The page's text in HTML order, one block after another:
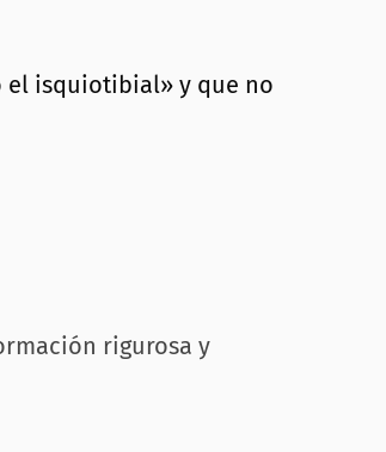
el isquiotibial» y que no
rigurosa y